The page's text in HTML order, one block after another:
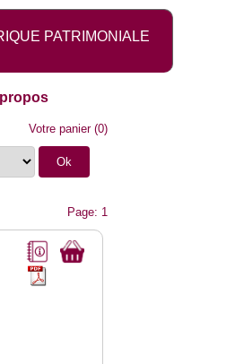
PATRIMONIALE
Votre panier(0)
Page: 1